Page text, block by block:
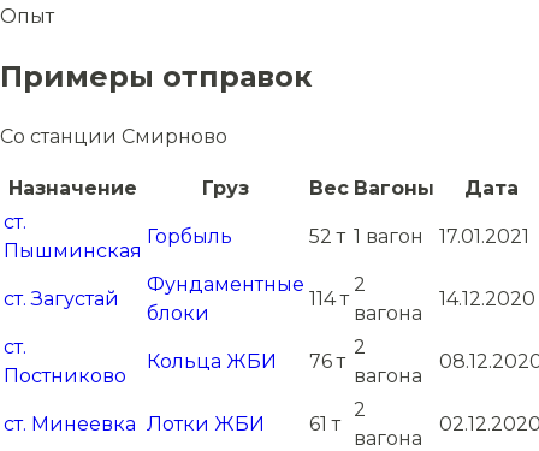
Опыт
Примеры отправок
Со станции Смирново
Назначение Груз Вес Вагоны
Дата
ст.
Пышминская
Горбыль 52 т 1 вагон 17.01.2021
ст. Загустай
Фундаментные
блоки
114 т
2
вагона
14.12.2020
ст.
Постниково
Кольца ЖБИ 76 т
2
вагона
ст. Минеевка Лотки ЖБИ 61 т
2
вагона